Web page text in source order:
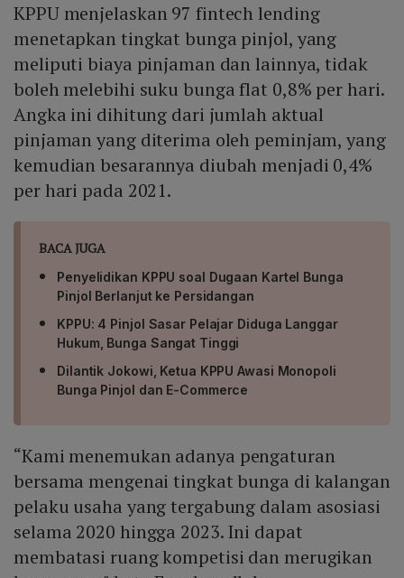
KPPU menjelaskan 97 fintech lending
menetapkan tingkat bunga pinjol, yang
meliputi biaya pinjaman dan lainnya, tidak
boleh melebihi suku bunga flat 0,8% per hari.
Angka ini dihitung dari jumlah aktual
pinjaman yang diterima oleh peminjam, yang
kemudian besarannya diubah menjadi 0,4%
per hari pada 2021.
BACA JUGA
Penyelidikan KPPU soal Dugaan Kartel Bunga
Pinjol Berlanjut ke Persidangan
KPPU: 4 Pinjol Sasar Pelajar Diduga Langgar
Hukum, Bunga Sangat Tinggi
Dilantik Jokowi, Ketua KPPU Awasi Monopoli
Bunga Pinjol dan E-Commerce
“Kami menemukan adanya pengaturan
bersama mengenai tingkat bunga di kalangan
pelaku usaha yang tergabung dalam asosiasi
selama 2020 hingga 2023. Ini dapat
membatasi ruang kompetisi dan merugikan